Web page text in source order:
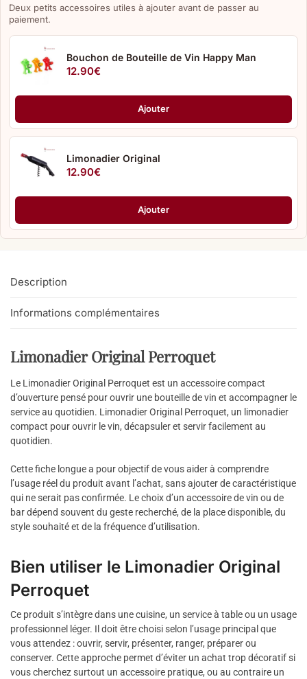
Deux petits accessoires utiles à ajouter avant de passer au
paiement.
Bouchon de Bouteille de Vin Happy Man
12.90€
Ajouter
Limonadier Original
12.90€
Ajouter
Description
Informations complémentaires
Limonadier Original Perroquet
Le Limonadier Original Perroquet est un accessoire compact
d’ouverture pensé pour ouvrir une bouteille de vin et accompagner le
service au quotidien. Limonadier Original Perroquet, un limonadier
compact pour ouvrir le vin, décapsuler et servir facilement au
quotidien.
Cette fiche longue a pour objectif de vous aider à comprendre
l’usage réel du produit avant l’achat, sans ajouter de caractéristique
qui ne serait pas confirmée. Le choix d’un accessoire de vin ou de
bar dépend souvent du geste recherché, de la place disponible, du
style souhaité et de la fréquence d’utilisation.
Bien utiliser le Limonadier Original
Perroquet
Ce produit s’intègre dans une cuisine, un service à table ou un usage
professionnel léger. Il doit être choisi selon l’usage principal que
vous attendez : ouvrir, servir, présenter, ranger, préparer ou
conserver. Cette approche permet d’éviter un achat trop décoratif si
vous cherchez surtout un accessoire pratique, ou au contraire un